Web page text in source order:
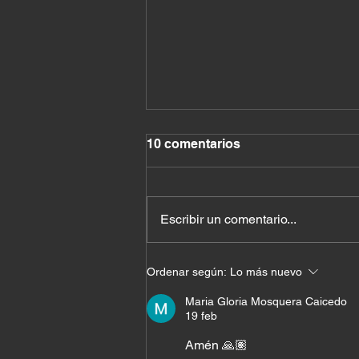
Cuando el milagro ya
estaba en tu casa
10 comentarios
Escribir un comentario...
Ordenar según: Lo más nuevo
Maria Gloria Mosquera Caicedo
19 feb
Amén 🙏🏽